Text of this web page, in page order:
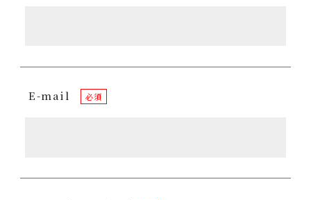
E-mail 必須